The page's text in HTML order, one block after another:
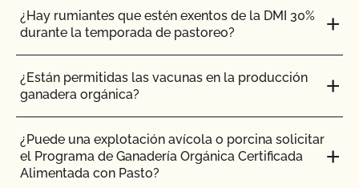
¿Qué tipo de cambios requieren una actualización
de mi registro en el Programa Orgánico Estatal de
California (SOP)?
¿Qué ocurrirá en mi inspección orgánica?
¿Qué/quién es la GFSI y por qué es importante?
¿Hay rumiantes que estén exentos de la DMI 30%
durante la temporada de pastoreo?
¿Están permitidas las vacunas en la producción
ganadera orgánica?
¿Puede una explotación avícola o porcina solicitar
el Programa de Ganadería Orgánica Certificada
Alimentada con Pasto?